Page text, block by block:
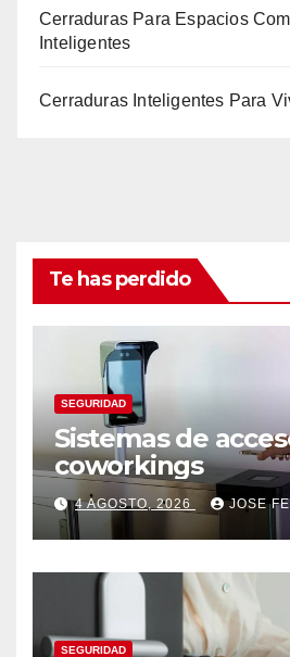
Cerraduras Para Espacios
Inteligentes
Cerraduras Inteligentes Para
Te has perdido
SEGURIDAD
Sistemas de
coworkings
4 AGOSTO, 2026 JOSE
SEGURIDAD